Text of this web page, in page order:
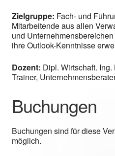
Zielgruppe: Fach- und
Mitarbeitende aus allen
und
ihre Outlook-Kenntnisse
Dozent: Dipl. Wirtschaft.
Trainer,
Buchungen
Buchungen sind für diese
möglich.